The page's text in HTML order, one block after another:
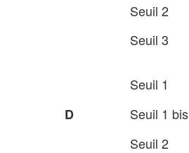
Seuil 2
Seuil 3
Seuil 1
D
Seuil 1 bis
Seuil 2